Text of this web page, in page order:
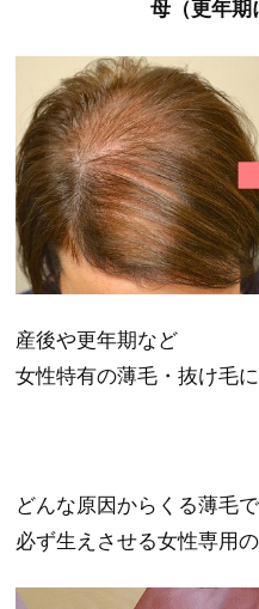
母（更年期
産後や更年期など
女性特有の薄毛・抜け毛
どんな原因からくる薄毛で
必ず生えさせる女性専用